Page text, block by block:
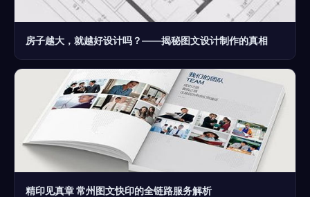
房子越大，就越好设计吗？——揭秘图文设计制作的真相
精印见真章 常州图文快印的全链路服务解析